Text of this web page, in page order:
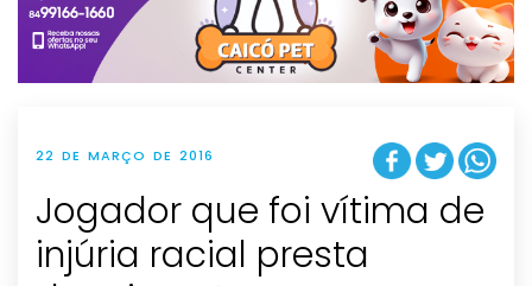
t
i
o
n
22 DE MARÇO DE 2016
Jogador que foi vítima de
injúria racial presta